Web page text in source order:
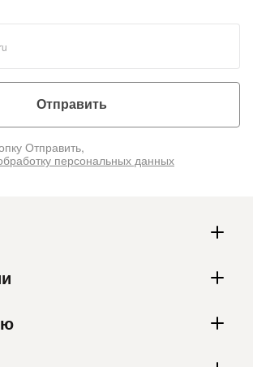
Отправить
Отправить,
персональных данных